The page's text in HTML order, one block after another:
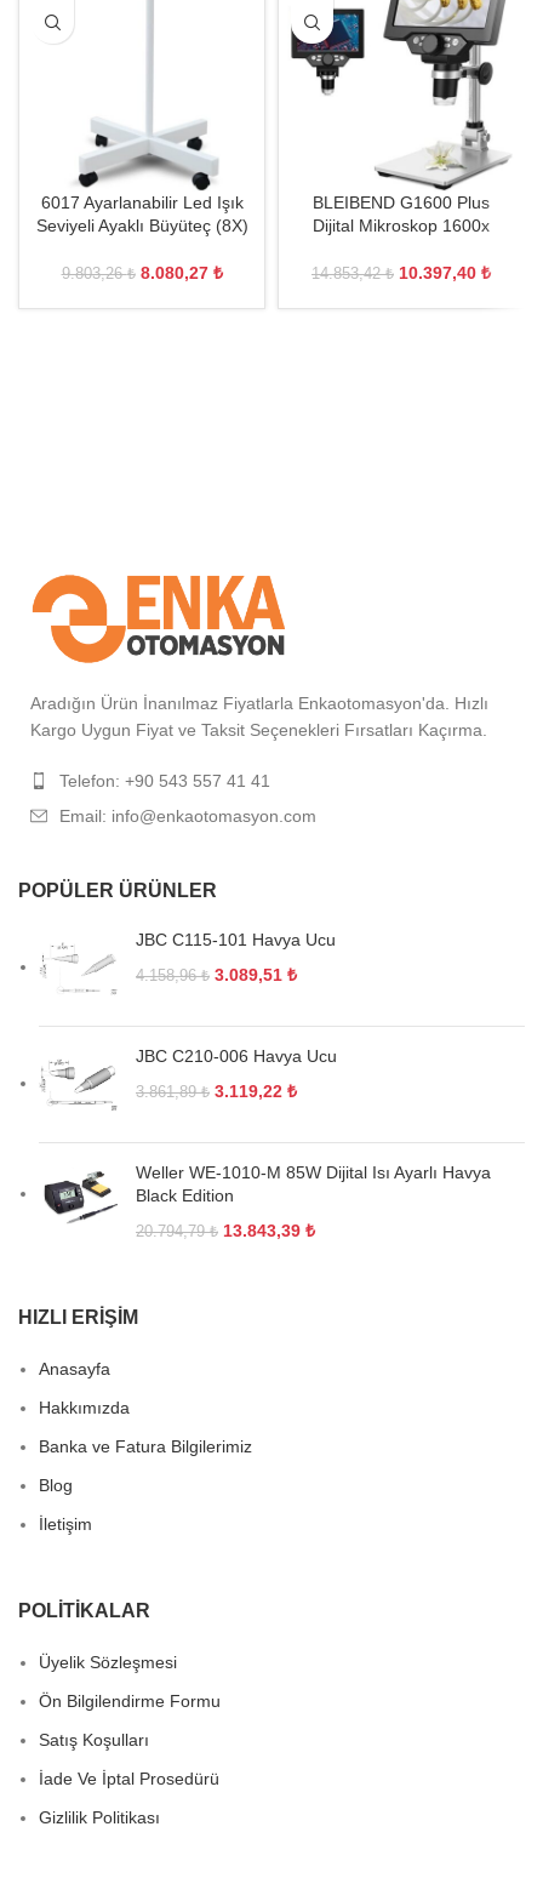
6017 Ayarlanabilir Led Işık
Seviyeli Ayaklı Büyüteç (8X)
9.803,26₺ 8.080,27 ₺
BLEIBEND G1600 Plus
Dijital Mikroskop 1600x
14.853,42₺ 10.397,40 ₺
Aradığın Ürün İnanılmaz Fiyatlarla Enkaotomasyon'da. Hızlı
Kargo Uygun Fiyat ve Taksit Seçenekleri Fırsatları Kaçırma.
Telefon: +90 543 557 41 41
Email: info@enkaotomasyon.com
POPÜLER ÜRÜNLER
JBC C115-101 Havya Ucu
4.158,96₺ 3.089,51 ₺
JBC C210-006 Havya Ucu
3.861,89₺ 3.119,22 ₺
Weller WE-1010-M 85W Dijital Isı Ayarlı Havya
Black Edition
20.794,79₺ 13.843,39 ₺
HIZLI ERIŞIM
Anasayfa
Hakkımızda
Banka ve Fatura Bilgilerimiz
Blog
İletişim
POLITIKALAR
Üyelik Sözleşmesi
Ön Bilgilendirme Formu
Satış Koşulları
İade Ve İptal Prosedürü
Gizlilik Politikası